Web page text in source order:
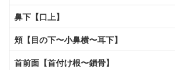
鼻下【口上】
頬【目の下〜小鼻横〜耳下】
首前面【首付け根〜鎖骨】